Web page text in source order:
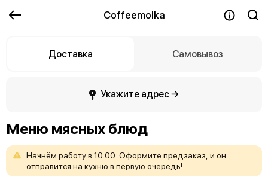
Coffeemolka
Доставка Самовывоз
Укажите адрес →
Меню мясных блюд
Начнём работув 10:00. Оформите предзаказ, и он
отправится на кухню в первую очередь!